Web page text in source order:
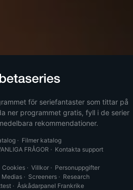
för seriefantaster som tittar på
ner programmet gratis, fyll i de serier
rekommendationer.
· Filmer katalog
FRÅGOR · Kontakta support
Cookies · Villkor · Personuppgifter
Medias· Screeners· Research
· Åskådarpanel Frankrike